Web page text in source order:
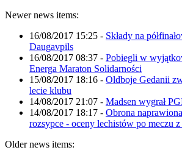
Newer news items:
16/08/2017 15:25 - Składy na
Daugavpils
16/08/2017 08:37 - Pobiegli w
Energa Maraton Solidarności
15/08/2017 18:16 - Oldboje Gedanii
lecie klubu
14/08/2017 21:07 - Madsen wygrał
14/08/2017 18:17 - Obrona
rozsypce - oceny lechistów po meczu z
Older news items: